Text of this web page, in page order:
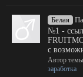
Белая
№1 -
с
Автор
заработка